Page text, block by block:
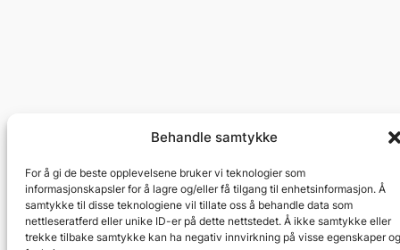
Behandle samtykke
For å gi de beste opplevelsene bruker vi teknologier som
informasjonskapsler for å lagre og/eller få tilgang til enhetsinformasjon. Å
samtykke til disse teknologiene vil tillate oss å behandle data som
nettleseratferd eller unike ID-er på dette nettstedet. Å ikke samtykke eller
trekke tilbake samtykke kan ha negativ innvirkning på visse egenskaper og
Kjøp vinstativer og vinreoler på nett